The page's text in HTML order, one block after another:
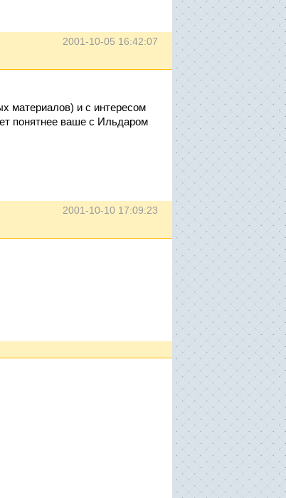
2001-10-05 16:42:07
материалов) и с интересом
понятнее ваше с Ильдаром
2001-10-10 17:09:23